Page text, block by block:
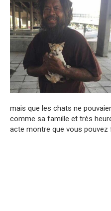
mais que les chats ne
comme sa famille et très
acte montre que vous